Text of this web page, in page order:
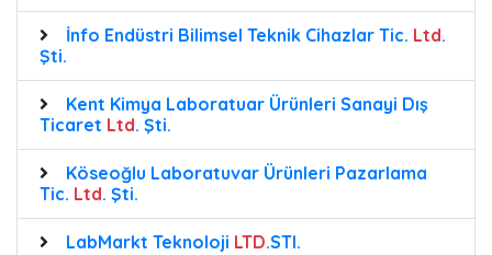
İnfo Endüstri Bilimsel Teknik Cihazlar Tic. Ltd.
Şti.
Kent Kimya Laboratuar Ürünleri Sanayi Dış
Ticaret Ltd. Şti.
Köseoğlu Laboratuvar Ürünleri Pazarlama
Tic. Ltd. Şti.
LabMarkt Teknoloji LTD.STI.